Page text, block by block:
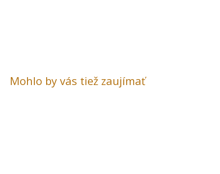
Mohlo by vás tiež zaujímať